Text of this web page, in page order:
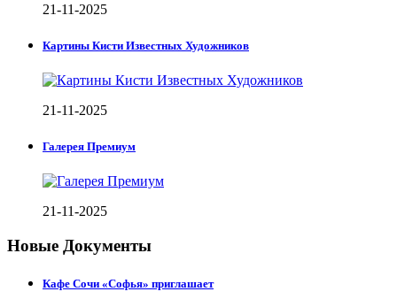
21-11-2025
Картины Кисти Известных Художников
21-11-2025
Галерея Премиум
21-11-2025
Новые Документы
Кафе Сочи «Софья» приглашает